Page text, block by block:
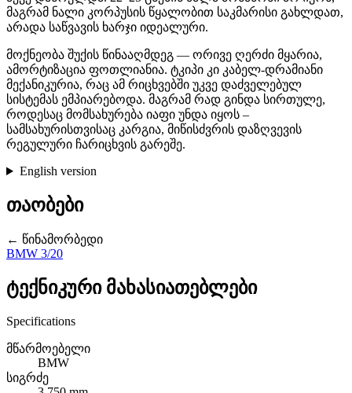
მაგრამ ნალი კორპუსის წყალობით საკმარისი გახლდათ,
არადა საწვავის ხარჯი იდეალური.
მოქნეობა შუქის წინააღმდეგ — ორივე ღერძი მყარია,
ამორტიზაცია ფოთლიანია. ტკიპი კი კაბელ-დრამიანი
მექანიკურია, რაც ამ რიცხვებში უკვე დაძველებულ
სისტემას ემპიარებოდა. მაგრამ რად გინდა სირთულე,
როდესაც მომსახურება იაფი უნდა იყოს –
სამსახურისთვისაც კარგია, მიწისძვრის დაზღვევის
რეგულური ჩარიცხვის გარეშე.
English version
თაობები
← წინამორბედი
BMW 3/20
ტექნიკური მახასიათებლები
Specifications
მწარმოებელი
BMW
სიგრძე